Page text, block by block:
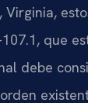
que
debe